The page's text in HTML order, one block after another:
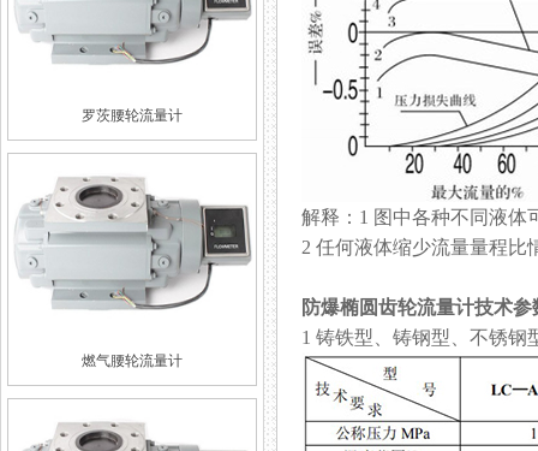
罗茨腰轮流量计
燃气腰轮流量计
解释：1 图中各种不同液体
2 任何液体缩少流量量程比情
防爆椭圆齿轮流量计技术参
1 铸铁型、铸钢型、不